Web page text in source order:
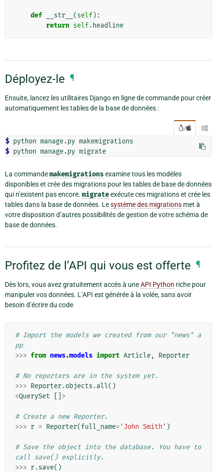
def __str__ (self):
return self. headline
Déployez-le ¶
Ensuite, lancez les utilitaires Django en ligne de commande pour créer
automatiquement les tables de la base de données :
/ 
$
$
La commandemakemigrationsexamine tous les modèles
disponibles et crée des migrations pour les tables de base de données
qui n’existent pas encore. migrateexécute ces migrations et crée les
tables dans la base de données. Lesystème des migrations met à
votre disposition d’autres possibilités de gestion de votre schéma de
base de données.
Profitez de l’API qui vous est offerte ¶
Dès lors, vous avez gratuitement accès à uneAPI Python riche pour
manipuler vos données. L’API est générée à la volée, sans avoir
besoin d’écrire du code
# Import the models we created from our "news" a
pp
>>> from news.models import Article, Reporter
# No reporters are in the system yet.
>>> Reporter.objects .all()
<QuerySet >
# Create a new Reporter.
>>> r = Reporter(full_name= 'John Smith' )
# Save the object into the database. You have to
call save() explicitly.
>>> r.save()